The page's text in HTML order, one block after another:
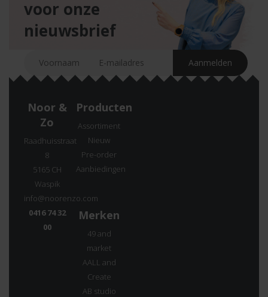
voor onze
nieuwsbrief
Noor &
Zo
Raadhuisstraat
8
5165 CH
Waspik
info@noorenzo.com
0416 74 32
00
Producten
Assortiment
Nieuw
Pre-order
Aanbiedingen
Merken
49 and
market
AALL and
Create
AB studio